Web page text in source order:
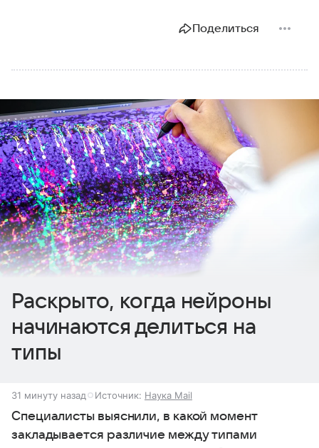
Поделиться
Раскрыто, когда нейроны
начинаются делиться на
типы
31 минуту назад Источник: Наука Mail
Специалисты выяснили, в какой момент
закладывается различие между типами